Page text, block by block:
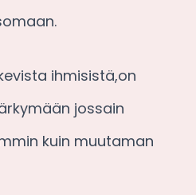
ihmisistä,on
jossain
kuin muutaman